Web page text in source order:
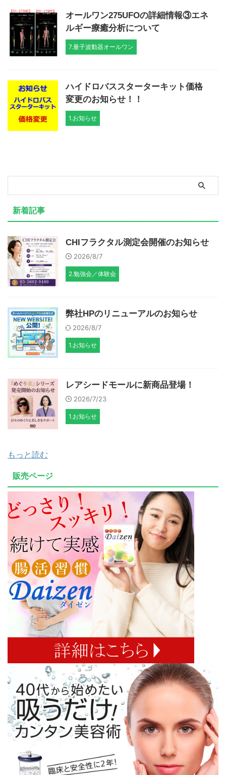
オールワン275UFOの詳細情報③エネ
ルギー療癒分析について
7.量子波動器オールワン
ハイドロバススターターキット価格
変更のお知らせ！！
1.お知らせ
新着記事
CHIフラクタル測定会開催のお知らせ
2026/8/7
2.勉強会／体験会
弊社HPのリニューアルのお知らせ
2026/8/7
1.お知らせ
レアシードモールに新商品登場！
2026/7/23
1.お知らせ
もっと読む
販売ページ